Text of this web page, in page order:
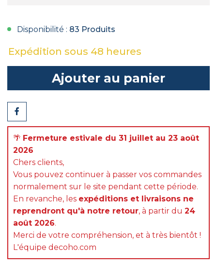
Disponibilité : 83 Produits
Expédition sous 48 heures
Ajouter au panier
Partager
🌴 Fermeture estivale du 31 juillet au 23 août
2026
Chers clients,
Vous pouvez continuer à passer vos commandes
normalement sur le site pendant cette période.
En revanche, les expéditions et livraisons ne
reprendront qu'à notre retour, à partir du 24
août 2026.
Merci de votre compréhension, et à très bientôt !
L'équipe decoho.com